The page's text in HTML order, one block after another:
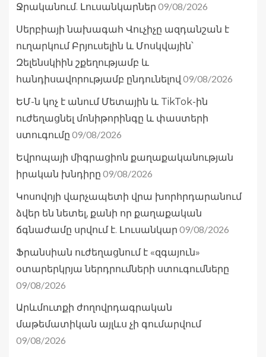
Ջրականում. Լուսանկարներ 09/08/2026
Սերբիայի նախագահ Վուչիչը ազդանշան է
ուղարկում Բրյուսելին և Մոսկվային՝
Զելենսկիին շքեղությամբ և
հանդիսավորությամբ ընդունելով 09/08/2026
ԵՄ-ն կոչ է անում Մետային և TikTok-ին
ուժեղացնել մոնիթորինգը և փաստերի
ստուգումը 09/08/2026
Եվրոպայի միգրացիոն քաղաքականության
իրական խնդիրը 09/08/2026
Կոսովոյի վարչապետի վրա խորհրդարանում
ձվեր են նետել, քանի որ քաղաքական
ճգնաժամը սրվում է. Լուսանկար 09/08/2026
Ֆրանսիան ուժեղացնում է «զգայուն»
օտարերկրյա ներդրումների ստուգումները
09/08/2026
Արևմուտքի ժողովրդագրական
մաթեմատիկան այլևս չի գումարվում
09/08/2026